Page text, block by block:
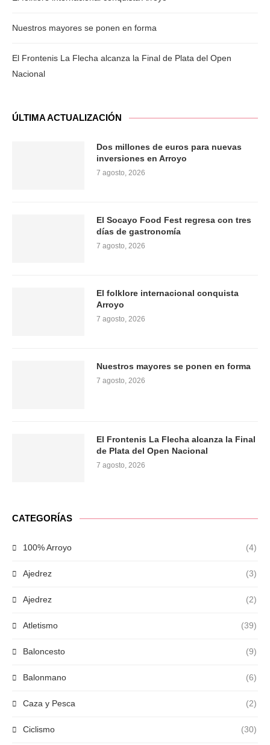
Nuestros mayores se ponen en forma
El Frontenis La Flecha alcanza la Final de Plata del Open
Nacional
ÚLTIMA ACTUALIZACIÓN
Dos millones de euros para nuevas
inversiones en Arroyo
7 agosto, 2026
El Socayo Food Fest regresa con tres
días de gastronomía
7 agosto, 2026
El folklore internacional conquista
Arroyo
7 agosto, 2026
Nuestros mayores se ponen en forma
7 agosto, 2026
El Frontenis La Flecha alcanza la Final
de Plata del Open Nacional
7 agosto, 2026
CATEGORÍAS
100% Arroyo (4)
Ajedrez (3)
Ajedrez (2)
Atletismo (39)
Baloncesto (9)
Balonmano (6)
Caza y Pesca (2)
Ciclismo (30)